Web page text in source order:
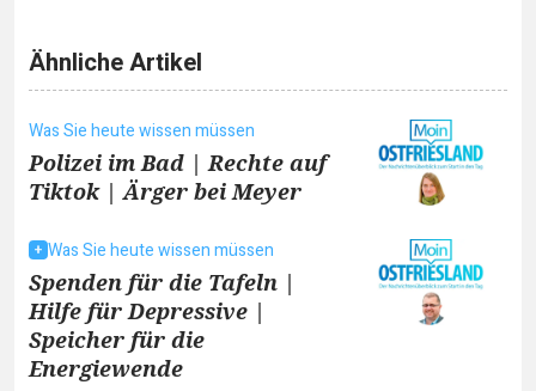
Ähnliche Artikel
Was Sie heute wissen müssen
Polizei im Bad | Rechte auf
Tiktok | Ärger bei Meyer
Was Sie heute wissen müssen
Spenden für die Tafeln |
Hilfe für Depressive |
Speicher für die
Energiewende